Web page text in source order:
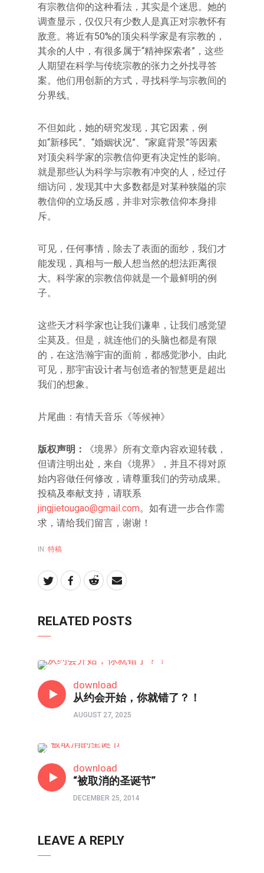
有宗教信仰的这种看法，其实是个迷思。她的
调查显示，仅仅只有少数人是真正对宗教怀有
敌意。将近有50%的顶尖科学家是有宗教的，
其余的人中，有很多属于“精神探索者”，这些
人期望在科学与传统宗教的张力之外找寻答
案。他们用创新的方式，寻找科学与宗教间的
分界线。
不但如此，她的研究发现，其它因素，例
如“新移民”、“婚姻状况”、“家庭背景”等因素
对顶尖科学家的宗教信仰更有决定性的影响。
就是那些认为科学与宗教有冲突的人，经过仔
细访问，发现其中大多数都是对某种狭隘的宗
教信仰的立场反感，并非对宗教信仰本身排
斥。
可见，任何事情，除去了表面的面纱，我们才
能发现，真相与一般人想当然的想法距离很
大。科学家的宗教信仰就是一个最鲜明的例
子。
这些天才科学家也让我们谦卑，让我们感觉望
尘莫及。但是，就连他们的头脑也都是有限
的，在这浩瀚宇宙的面前，都感觉渺小。由此
可见，那宇宙设计者与创造者的智慧更是超出
我们的想象。
片尾曲：有情天音乐《等候神》
版权声明：
《境界》所有文章内容欢迎转载，
但请注明出处，来自《境界》，并且不得对原
始内容做任何修改，请尊重我们的劳动成果。
投稿及奉献支持，请联系
jingjietougao@gmail.com。如有进一步合作需
求，请给我们留言，谢谢！
IN: 特稿
RELATED POSTS
download
从约会开始，你就错了？！
AUGUST 27, 2025
download
“被取消的圣诞节”
DECEMBER 25, 2014
LEAVE A REPLY